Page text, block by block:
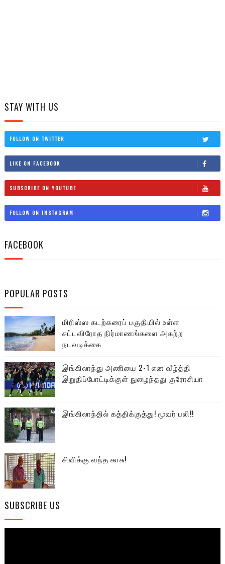
STAY WITH US
FOLLOW ON TWITTER
LIKE ON FACEBOOK
SUBSCRIBE ON YOUTUBE
FOLLOW ON INSTAGRAM
FACEBOOK
POPULAR POSTS
மிரிஸ்ஸ கடற்கரைப் பகுதியில் உள்ள
சட்டவிரோத நிர்மாணங்களை அகற்ற
நடவடிக்கை
இங்கிலாந்து அணியை 2-1 என வீழ்த்தி
இறுதிப்போட்டிக்குள் நுழைந்தது குரோசியா
இங்கிலாந்தில் கத்திக்குத்து! மூவர் பலி!!
சிவிக்கு வந்த காசு!
SUBSCRIBE US